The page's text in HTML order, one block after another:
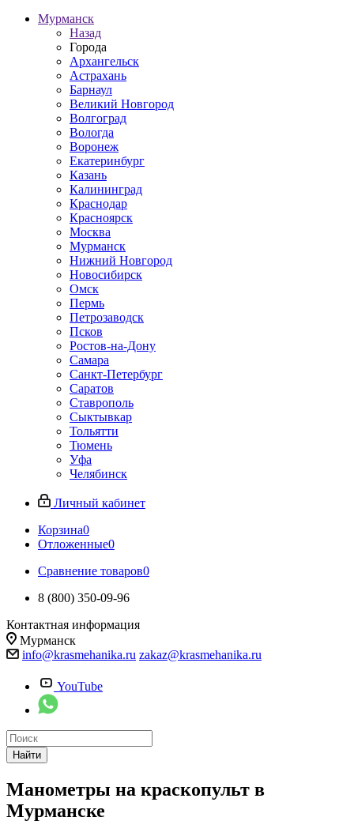
Мурманск
Назад
Города
Архангельск
Астрахань
Барнаул
Великий Новгород
Волгоград
Вологда
Воронеж
Екатеринбург
Казань
Калининград
Краснодар
Красноярск
Москва
Мурманск
Нижний Новгород
Новосибирск
Омск
Пермь
Петрозаводск
Псков
Ростов-на-Дону
Самара
Санкт-Петербург
Саратов
Ставрополь
Сыктывкар
Тольятти
Тюмень
Уфа
Челябинск
Личный кабинет
Корзина0
Отложенные0
Сравнение товаров0
8 (800) 350-09-96
Контактная информация
Мурманск
info@krasmehanika.ru zakaz@krasmehanika.ru
YouTube
Найти
Манометры на краскопульт в
Мурманске